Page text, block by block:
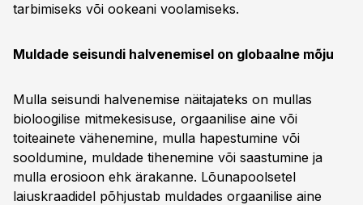
tarbimiseks või ookeani voolamiseks.
Muldade seisundi halvenemisel on globaalne mõju
Mulla seisundi halvenemise näitajateks on mullas
bioloogilise mitmekesisuse, orgaanilise aine või
toiteainete vähenemine, mulla hapestumine või
sooldumine, muldade tihenemine või saastumine ja
mulla erosioon ehk ärakanne. Lõunapoolsetel
laiuskraadidel põhjustab muldades orgaanilise aine